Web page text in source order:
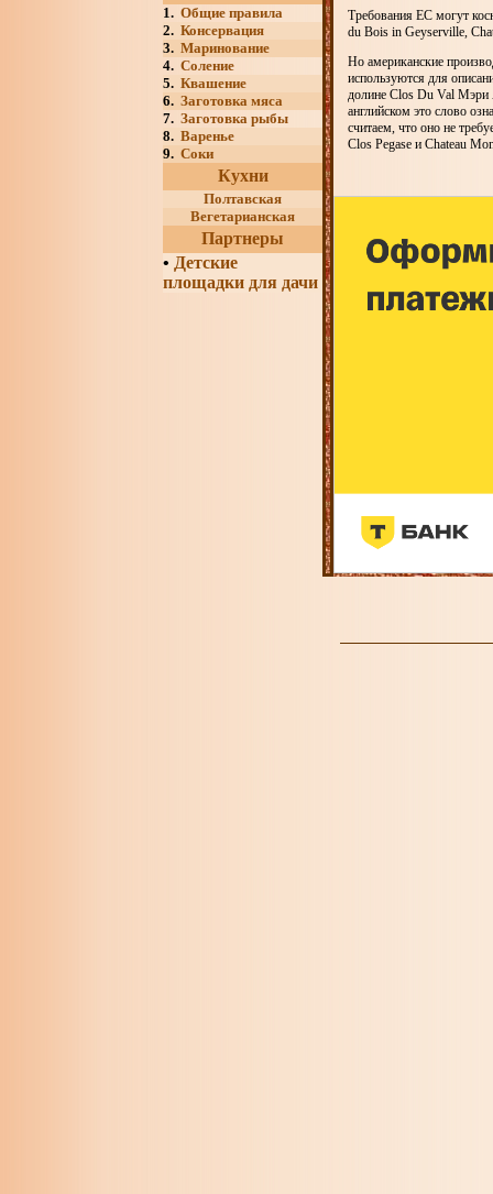
1. Общие правила
2. Консервация
3. Маринование
4. Соление
5. Квашение
6. Заготовка мяса
7. Заготовка рыбы
8. Варенье
9. Соки
Кухни
Полтавская
Вегетарианская
Партнеры
• Детские
площадки для дачи
Требования ЕС могут
du Bois in Geyserville,
Но американские
используются для
долине Clos Du Val Мэри
английском это слово
считаем, что оно не
Clos Pegase и Chateau